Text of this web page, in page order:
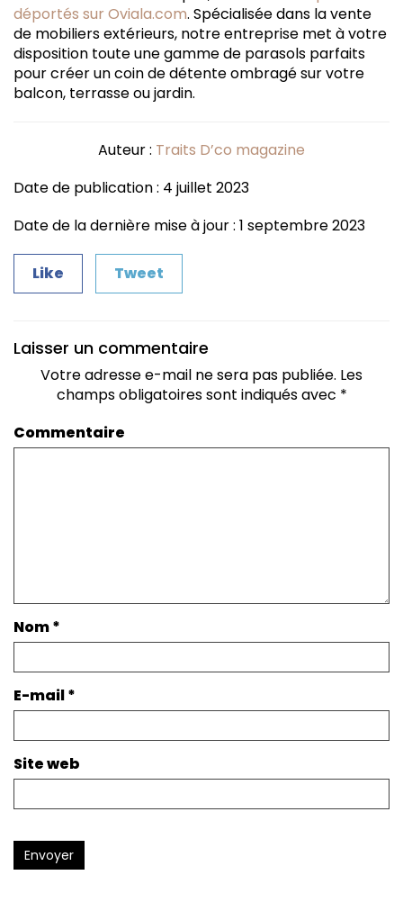
déportés sur Oviala.com. Spécialisée dans la vente
de mobiliers extérieurs, notre entreprise met à votre
disposition toute une gamme de parasols parfaits
pour créer un coin de détente ombragé sur votre
balcon, terrasse ou jardin.
Auteur : Traits D’co magazine
Date de publication : 4 juillet 2023
Date de la dernière mise à jour : 1 septembre 2023
Like Tweet
Laisser un commentaire
Votre adresse e-mail ne sera pas publiée. Les
champs obligatoires sont indiqués avec *
Commentaire
Nom*
E-mail*
Site web
Envoyer